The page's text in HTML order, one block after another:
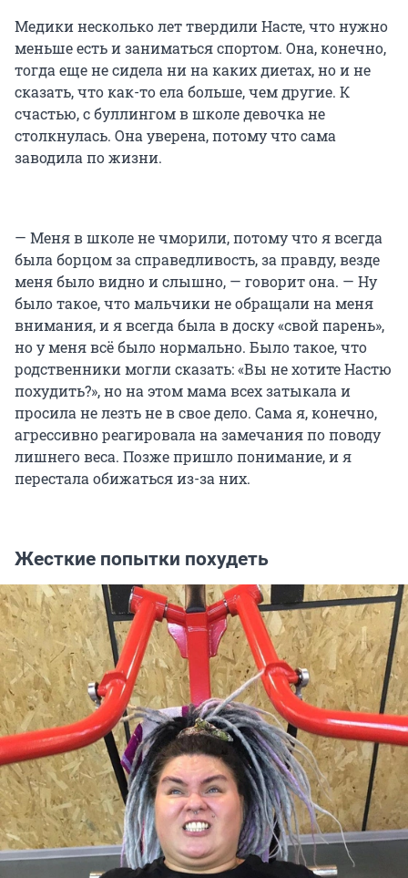
Медики несколько лет твердили Насте, что нужно
меньше есть и заниматься спортом. Она, конечно,
тогда еще не сидела ни на каких диетах, но и не
сказать, что как-то ела больше, чем другие. К
счастью, с буллингом в школе девочка не
столкнулась. Она уверена, потому что сама
заводила по жизни.
— Меня в школе не чморили, потому что я всегда
была борцом за справедливость, за правду, везде
меня было видно и слышно, — говорит она. — Ну
было такое, что мальчики не обращали на меня
внимания, и я всегда была в доску «свой парень»,
но у меня всё было нормально. Было такое, что
родственники могли сказать: «Вы не хотите Настю
похудить?», но на этом мама всех затыкала и
просила не лезть не в свое дело. Сама я, конечно,
агрессивно реагировала на замечания по поводу
лишнего веса. Позже пришло понимание, и я
перестала обижаться из-за них.
Жесткие попытки похудеть